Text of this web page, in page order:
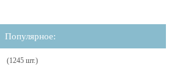
Популярное:
(1245 шт.)